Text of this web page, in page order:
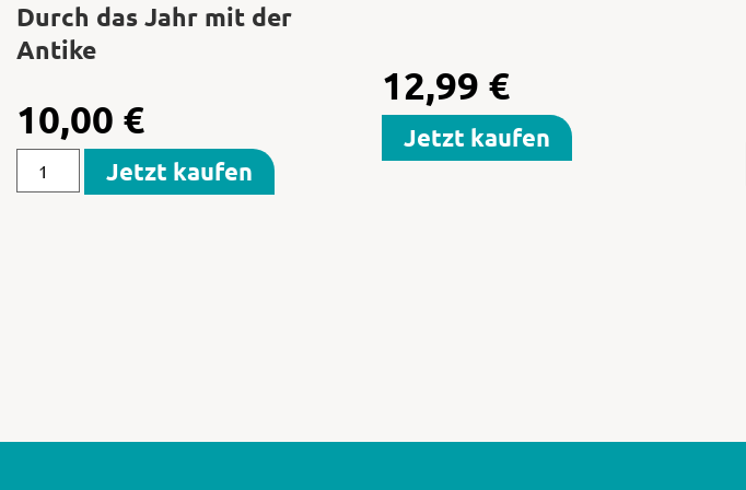
Durch das Jahr mit der
Antike
10,00 €
Jetzt kaufen
12,99 €
Jetzt kaufen